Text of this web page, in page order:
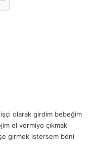
olarak girdim bebeğim
el vermiyo çıkmak
girmek istersem beni